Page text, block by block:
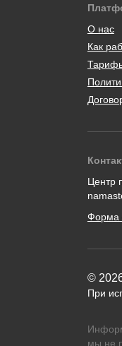
О нас
Как
Центр
Форма
©
При
мы не